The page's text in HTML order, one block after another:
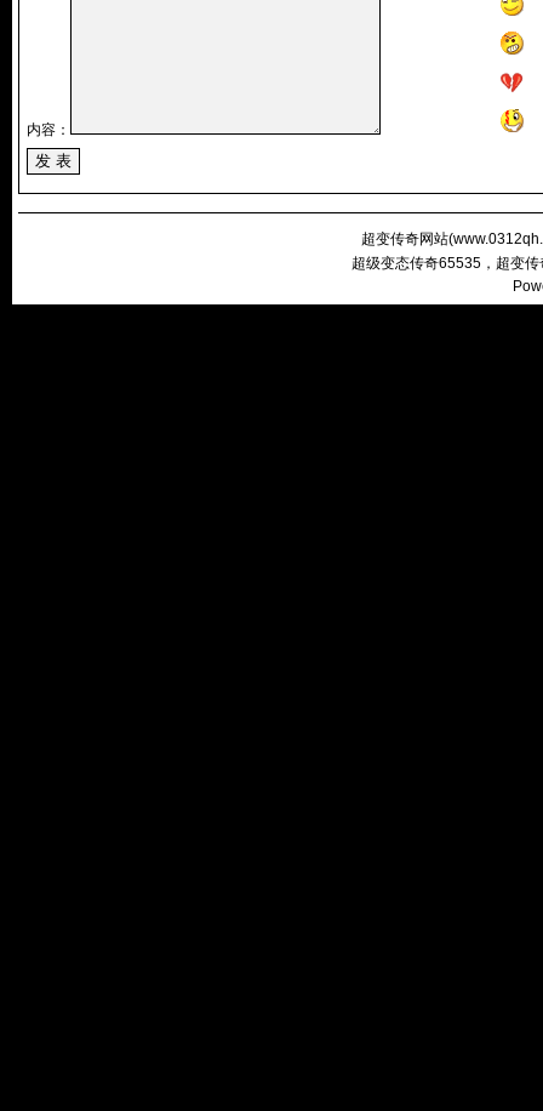
内容：
超变传奇网站(
超级变态传奇65535，超变